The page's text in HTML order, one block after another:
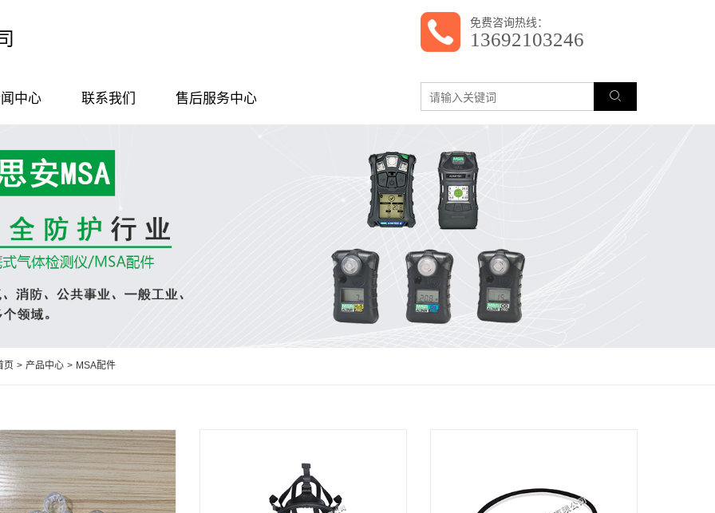
免费咨询热线：
13692103246
中心 联系我们 售后服务中心
页 > 产品中心 > MSA配件